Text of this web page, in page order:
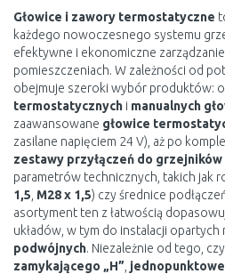
Głowice i zawory termostatyczne
każdego nowoczesnego systemu
efektywne i ekonomiczne
pomieszczeniach. W zależności od
obejmuje szeroki wybór produktów:
termostatycznych i manualnych
zaawansowane głowice
zasilane napięciem 24 V), aż po
zestawy przyłączeń do grzejników
parametrów technicznych, takich jak
1,5 M28 x 1,5) czy średnice
asortyment ten z łatwością
układów, w tym do instalacji opartych
podwójnych. Niezależnie od tego,
zamykającego „H”